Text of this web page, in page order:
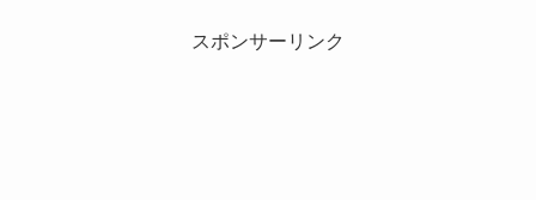
スポンサーリンク